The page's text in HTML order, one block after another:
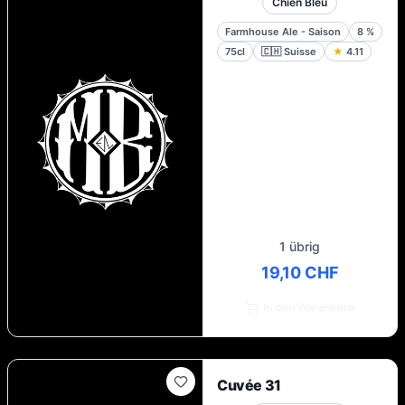
Farmhouse Ale - Saison 8 %
75cl
🇨🇭 Suisse ★ 4.11
1 übrig
19,10 CHF
Cuvée 31